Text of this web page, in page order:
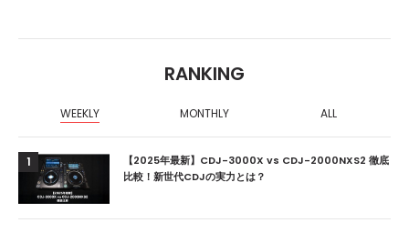
RANKING
WEEKLY MONTHLY ALL
1
【2025年最新】CDJ-3000X vs CDJ-2000NXS2 徹底
比較！新世代CDJの実力とは？